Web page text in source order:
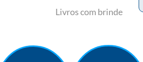
Livros com brinde